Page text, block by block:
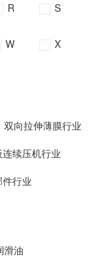
R S
W X
双向拉伸薄膜行业
连续压机行业
行业
滑油